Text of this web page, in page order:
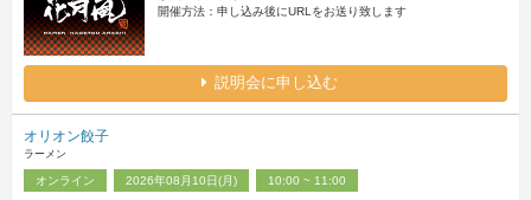
開催方法：申し込み後にURLをお送り致します
説明会に申し込む
オリオン餃子
ラーメン
オンライン 2026年08月10日(月) 10:00 ~ 11:00